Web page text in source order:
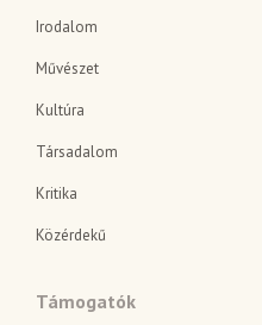
Irodalom
Művészet
Kultúra
Társadalom
Kritika
Közérdekű
Támogatók